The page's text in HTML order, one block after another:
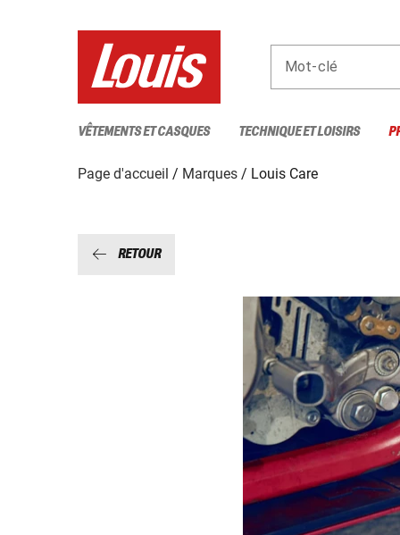
Mot-clé
VÊTEMENTS ET CASQUES TECHNIQUE ET LOISIRS
Page d'accueil Marques Louis Care
RETOUR